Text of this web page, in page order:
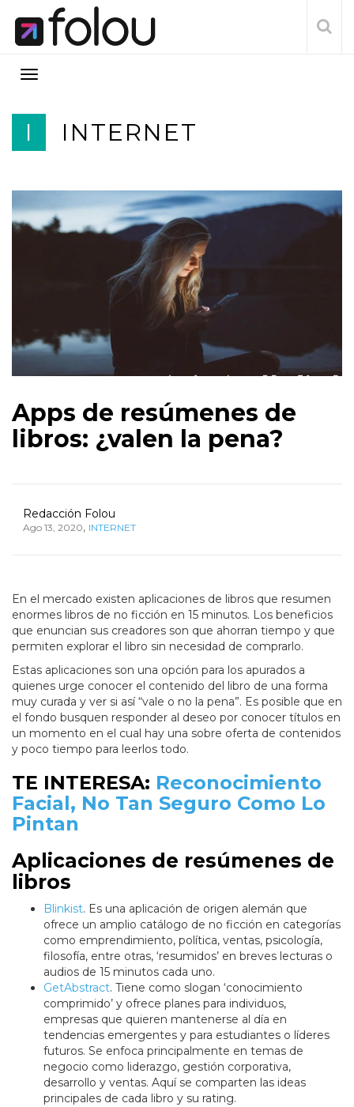
I INTERNET
Apps de resúmenes de
libros: ¿valen la pena?
Redacción Folou
Ago 13, 2020, INTERNET
En el mercado existen aplicaciones de libros que resumen
enormes libros de no ficción en 15 minutos. Los beneficios
que enuncian sus creadores son que ahorran tiempo y que
permiten explorar el libro sin necesidad de comprarlo.
Estas aplicaciones son una opción para los apurados a
quienes urge conocer el contenido del libro de una forma
muy curada y ver si así “vale o no la pena”. Es posible que en
el fondo busquen responder al deseo por conocer títulos en
un momento en el cual hay una sobre oferta de contenidos
y poco tiempo para leerlos todo.
TE INTERESA: Reconocimiento
Facial, No Tan Seguro Como Lo
Pintan
Aplicaciones de resúmenes de
libros
Blinkist. Es una aplicación de origen alemán que
ofrece un amplio catálogo de no ficción en categorías
como emprendimiento, política, ventas, psicología,
filosofía, entre otras, ‘resumidos’ en breves lecturas o
audios de 15 minutos cada uno.
GetAbstract. Tiene como slogan ‘conocimiento
comprimido’ y ofrece planes para individuos,
empresas que quieren mantenerse al día en
tendencias emergentes y para estudiantes o líderes
futuros. Se enfoca principalmente en temas de
negocio como liderazgo, gestión corporativa,
desarrollo y ventas. Aquí se comparten las ideas
principales de cada libro y su rating.